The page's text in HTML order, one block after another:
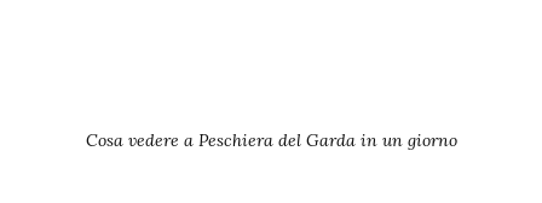
Cosa vedere a Peschiera del Garda in un giorno